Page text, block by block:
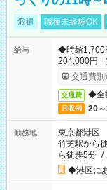
派遣 職種未経験OK
給与
◆時給1,700
204,000円
交通費別
交通費 ◆全
月収例 20
勤務地
東京都港区
竹芝駅から
ら徒歩5分 /
◆港区に